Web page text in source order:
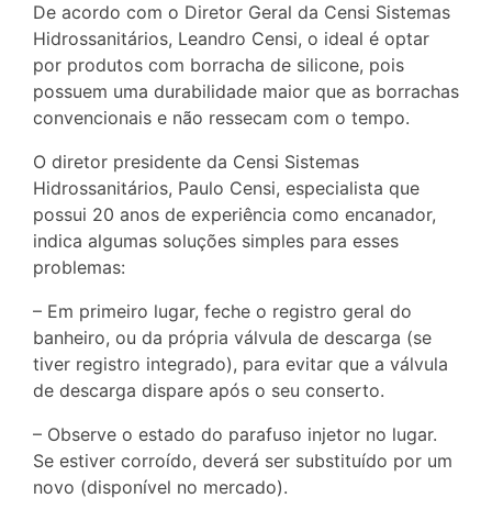
De acordo com o Diretor Geral da Censi Sistemas
Hidrossanitários, Leandro Censi, o ideal é optar
por produtos com borracha de silicone, pois
possuem uma durabilidade maior que as borrachas
convencionais e não ressecam com o tempo.
O diretor presidente da Censi Sistemas
Hidrossanitários, Paulo Censi, especialista que
possui 20 anos de experiência como encanador,
indica algumas soluções simples para esses
problemas:
– Em primeiro lugar, feche o registro geral do
banheiro, ou da própria válvula de descarga (se
tiver registro integrado), para evitar que a válvula
de descarga dispare após o seu conserto.
– Observe o estado do parafuso injetor no lugar.
Se estiver corroído, deverá ser substituído por um
novo (disponível no mercado).